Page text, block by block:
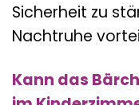
Sicherheit zu
Nachtruhe
Kann das